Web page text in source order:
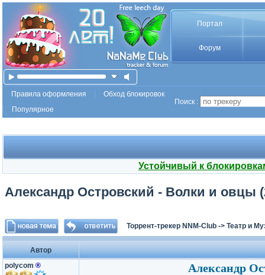
Портал
Форум
Правила оформления
Обход блокировок
Популярное
Поиск :
Устойчивый к
Александр Островский - Волки и овцы
Торрент-трекер NNM-Club -> Театр и
Автор
polycom ® Александр